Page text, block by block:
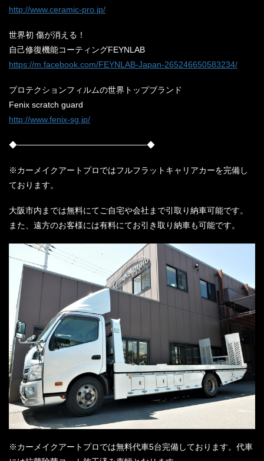
http://www.ceramic-pro.jp/
世界初 傷が消える！
自己修復機能コーティングFEYNLAB
https://m.facebook.com/FEYNLAB-Japan-265246650583234/
プロテクションフィルムの世界トップブランド
Fenix scratch guard
http://www.fenix-sg.jp/
◆──────────────────────◆
※カーメイクアートプロではフルフラットキャリアカーを完備し
ております。
大阪市内までは無料にてご自宅や会社まで引取り納車可能です。
また、遠方のお客様には有料にてお引き取り納車も可能です。
※カーメイクアートプロでは無料代車5台完備しております。代車